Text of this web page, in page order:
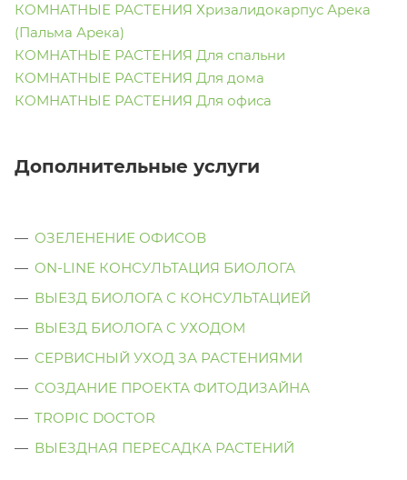
КОМНАТНЫЕ РАСТЕНИЯ Хризалидокарпус Арека
(Пальма Арека)
КОМНАТНЫЕ РАСТЕНИЯ Для спальни
КОМНАТНЫЕ РАСТЕНИЯ Для дома
КОМНАТНЫЕ РАСТЕНИЯ Для офиса
Дополнительные услуги
ОЗЕЛЕНЕНИЕ ОФИСОВ
ON-LINE КОНСУЛЬТАЦИЯ БИОЛОГА
ВЫЕЗД БИОЛОГА С КОНСУЛЬТАЦИЕЙ
ВЫЕЗД БИОЛОГА C УХОДОМ
СЕРВИСНЫЙ УХОД ЗА РАСТЕНИЯМИ
СОЗДАНИЕ ПРОЕКТА ФИТОДИЗАЙНА
TROPIC DOCTOR
ВЫЕЗДНАЯ ПЕРЕСАДКА РАСТЕНИЙ